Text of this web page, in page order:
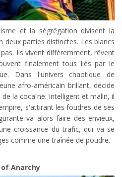
et la ségrégation divisent la
deux parties distinctes. Les blancs
Ils vivent différemment, rêvent
finalement tous liés par le
Dans l'univers chaotique de
afro-américain brillant, décide
la cocaïne. Intelligent et malin, il
s'attirant les foudres de ses
va alors faire des envieux,
croissance du trafic, qui va se
comme une traînée de poudre.
of Anarchy